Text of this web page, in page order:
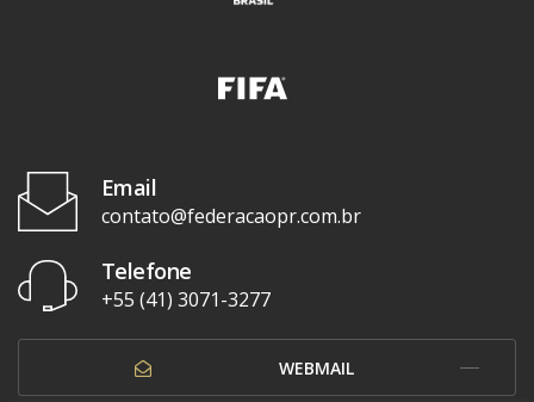
Email
contato@federacaopr.com.br
Telefone
+55 (41) 3071-3277
WEBMAIL